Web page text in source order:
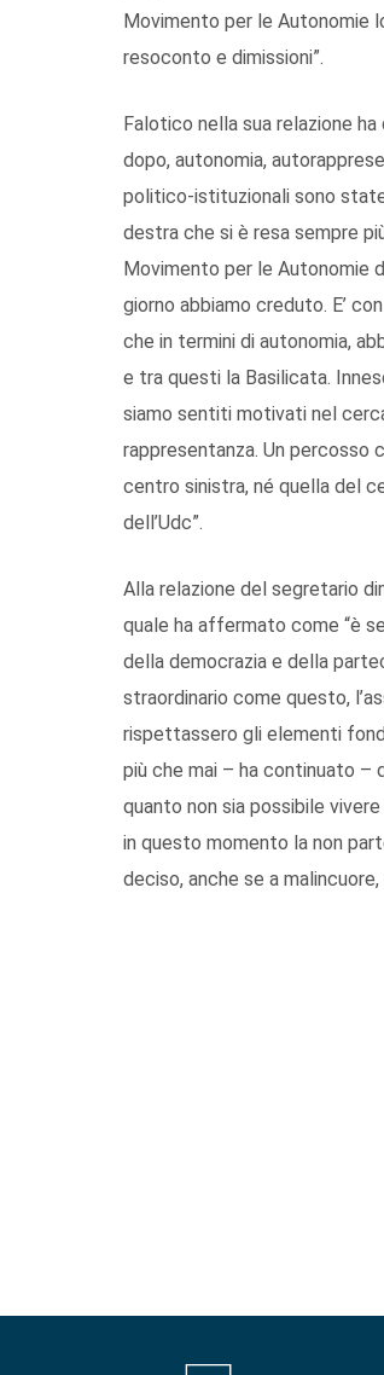
Movimento per le Autonomie
resoconto e dimissioni”.
Falotico nella sua relazione
dopo, autonomia,
politico-istituzionali sono
destra che si è resa sempre
Movimento per le Autonomie
giorno abbiamo creduto. E’
che in termini di autonomia,
e tra questi la Basilicata.
siamo sentiti motivati nel
rappresentanza. Un percosso
centro sinistra, né quella del
dell’Udc”.
Alla relazione del segretario
quale ha affermato come “è
della democrazia e della
straordinario come questo,
rispettassero gli elementi
più che mai – ha continuato
quanto non sia possibile
in questo momento la non
deciso, anche se a